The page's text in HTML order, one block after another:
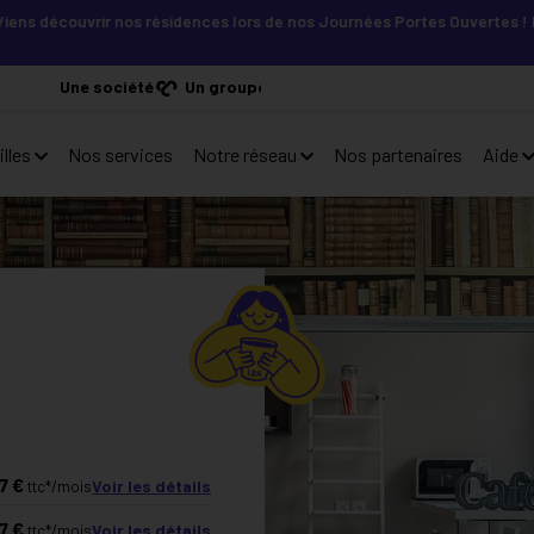
nos résidences lors de nos Journées Portes Ouvertes ! Inscris-toi
Une société Un groupe
Nos services Notre réseau Nos partenaires Aide
€ ttc*/moisVoir les détails
€ Voir les détails